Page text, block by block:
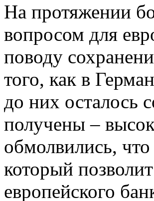
На протяжении
вопросом для
поводу
того, как в
до них осталось
получены –
обмолвились,
который
европейского